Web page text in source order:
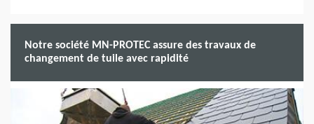
Notre société MN-PROTEC assure des travaux de
changement de tuile avec rapidité